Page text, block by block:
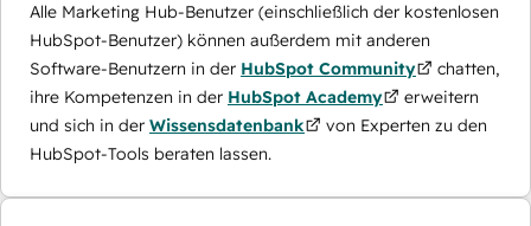
Alle Marketing Hub-Benutzer (einschließlich der kostenlosen
HubSpot-Benutzer) können außerdem mit anderen
Software-Benutzern in der HubSpot Community
chatten,
ihre Kompetenzen in der HubSpot Academy
erweitern
und sich in der Wissensdatenbank
von Experten zu den
HubSpot-Tools beraten lassen.